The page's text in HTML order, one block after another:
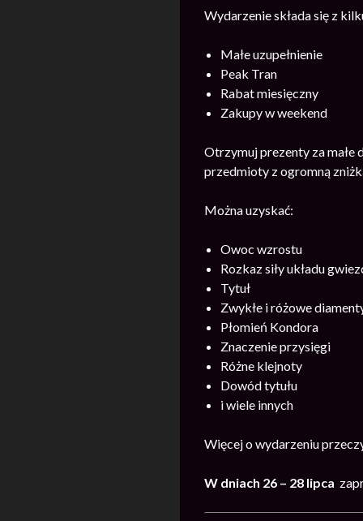
Wydarzenie składa się z
Małe uzupełnienie
Peak Tran
Rabat miesięczny
Zakupy w weekend
Otrzymuj prezenty za małe
przedmioty z ogromną
Można uzyskać:
Owoc wzrostu
Rozkaz siły układu
Tytuł
Zwykłe i różowe
Płomień Kondora
Znaczenie przysięgi
Różne klejnoty
Dowód tytułu
i wiele innych
Więcej o wydarzeniu
W dniach 26 – 28 lipca